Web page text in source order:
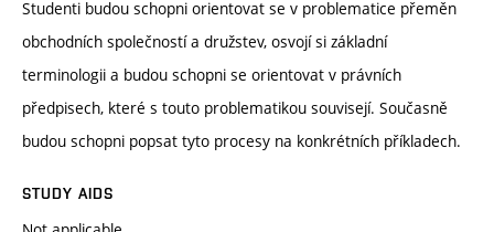
Studenti budou schopni orientovat se v problematice přeměn
obchodních společností a družstev, osvojí si základní
terminologii a budou schopni se orientovat v právních
předpisech, které s touto problematikou souvisejí. Současně
budou schopni popsat tyto procesy na konkrétních příkladech.
STUDY AIDS